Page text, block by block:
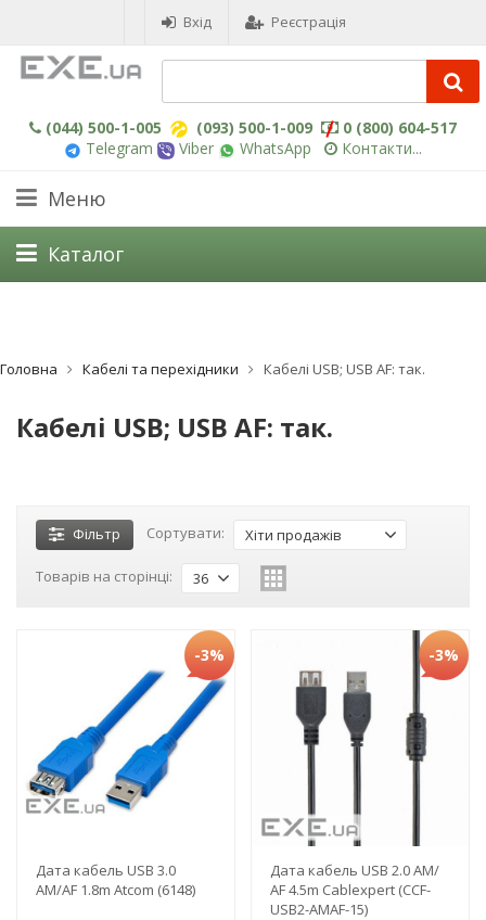
Вхід Реєстрація
(044) 500-1-005 (093) 500-1-009
0 (800) 604-517
Telegram
Viber WhatsApp Контакти...
Меню
Каталог
Головна Кабелі та перехідники Кабелі USB; USB AF: так.
Кабелі USB; USB AF: так.
Фільтр Сортувати: Хіти продажів
Товарів на сторінці: 36
-3%
Дата кабель USB 3.0
AM/AF 1.8m Atcom (6148)
-3%
Дата кабель USB 2.0 АМ/
АF 4.5m Cablexpert (CCF-
USB2-AMAF-15)